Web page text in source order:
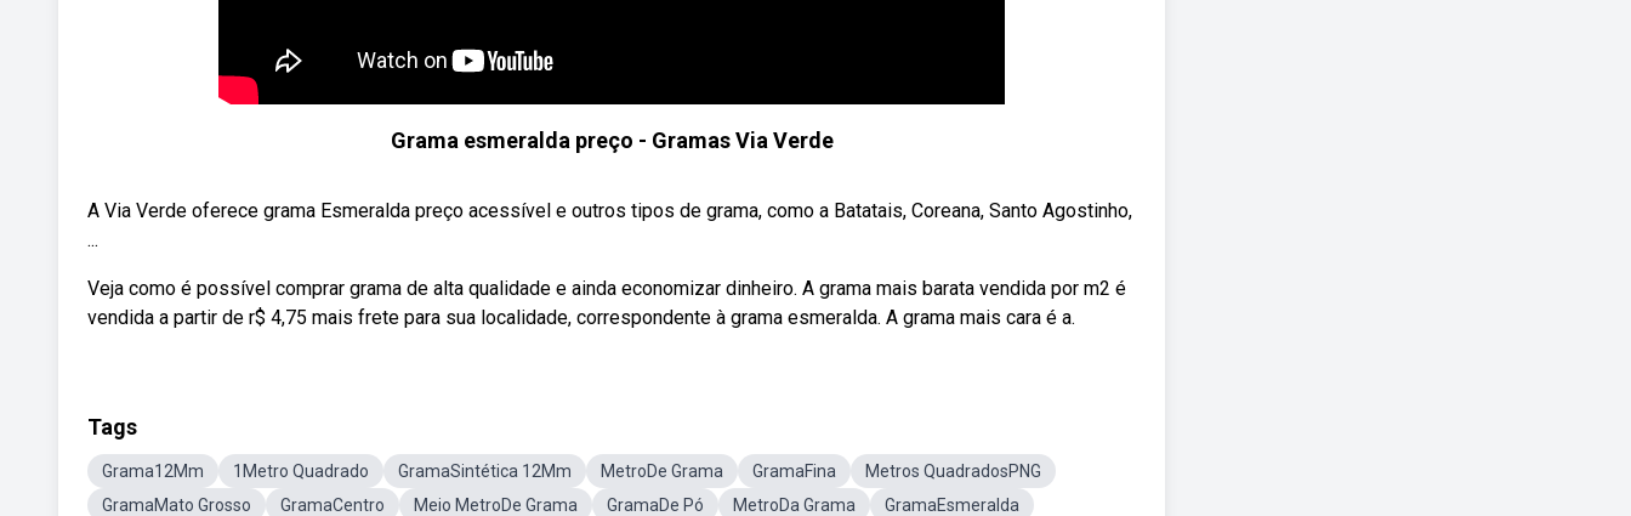
Grama esmeralda preço - Gramas Via Verde
A Via Verde oferece grama Esmeralda preço acessível e outros tipos de grama, como a Batatais, Coreana, Santo Agostinho,
...
Veja como é possível comprar grama de alta qualidade e ainda economizar dinheiro. A grama mais barata vendida por m2 é
vendida a partir de r$ 4,75 mais frete para sua localidade, correspondente à grama esmeralda. A grama mais cara é a.
Tags
Grama12Mm 1Metro Quadrado GramaSintética 12Mm MetroDe Grama GramaFina
Metros QuadradosPNG
GramaMato Grosso
GramaCentro Meio MetroDe Grama GramaDe Pó MetroDa Grama
GramaEsmeralda